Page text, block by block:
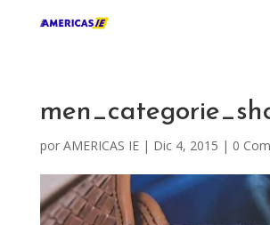
por AMERICAS IE| Dic 4, 2015 | 0